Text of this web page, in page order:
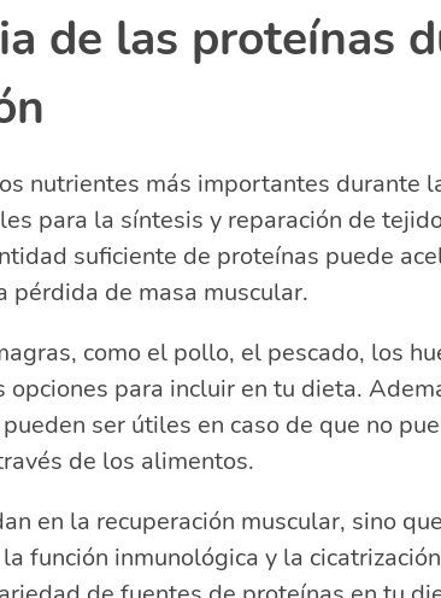
de las proteínas
nutrientes más importantes durante
para la síntesis y reparación de
suficiente de proteínas puede
pérdida de masa muscular.
como el pollo, el pescado, los
para incluir en tu dieta.
ser útiles en caso de que no
de los alimentos.
en la recuperación muscular, sino
función inmunológica y la